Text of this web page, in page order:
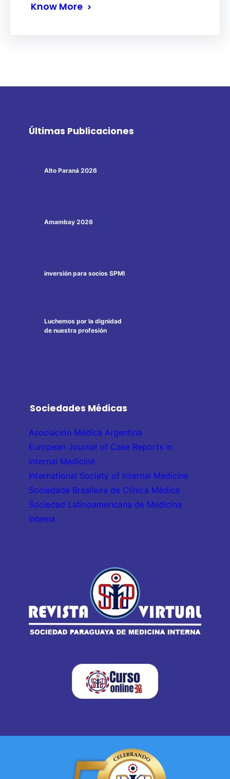
Know More
Últimas Publicaciones
Alto Paraná 2026
Amambay 2026
inversión para socios SPMI
Luchemos por la dignidad
de nuestra profesión
Sociedades Médicas
Asociación Médica Argentina
European Journal of Case Reports in
internal Medicine
International Society of Internal Medicine
Sociedade Brasileira de Clínica Médica
Sociedad Latinoamericana de Medicina
Interna